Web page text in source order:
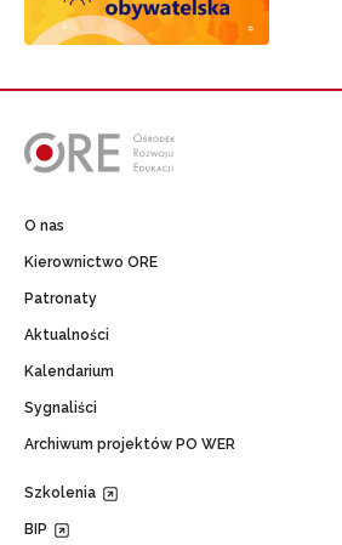
O nas
Kierownictwo ORE
Patronaty
Aktualności
Kalendarium
Sygnaliści
Archiwum projektów PO WER
Szkolenia
BIP